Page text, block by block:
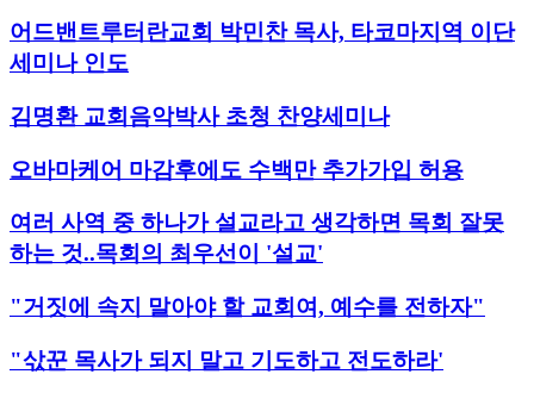
어드밴트루터란교회 박민찬 목사, 타코마지역 이단
세미나 인도
김명환 교회음악박사 초청 찬양세미나
오바마케어 마감후에도 수백만 추가가입 허용
여러 사역 중 하나가 설교라고 생각하면 목회 잘못
하는 것..목회의 최우선이 '설교'
"거짓에 속지 말아야 할 교회여, 예수를 전하자"
"삯꾼 목사가 되지 말고 기도하고 전도하라'